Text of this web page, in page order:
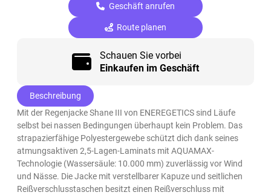
Geschäft anrufen
Route planen
Schauen Sie vorbei
Einkaufen im Geschäft
Beschreibung
Mit der Regenjacke Shane III von ENEREGETICS sind Läufe
selbst bei nassen Bedingungen überhaupt kein Problem. Das
strapazierfähige Polyestergewebe schützt dich dank seines
atmungsaktiven 2,5-Lagen-Laminats mit AQUAMAX-
Technologie (Wassersäule: 10.000 mm) zuverlässig vor Wind
und Nässe. Die Jacke mit verstellbarer Kapuze und seitlichen
Reißverschlusstaschen besitzt einen Reißverschluss mit